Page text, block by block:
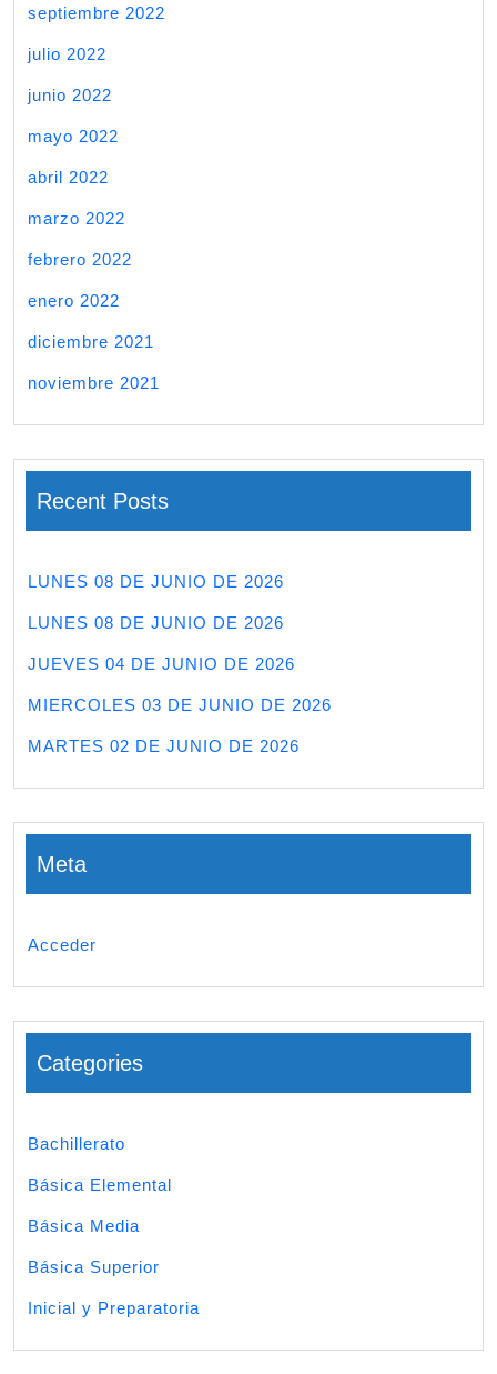
septiembre 2022
julio 2022
junio 2022
mayo 2022
abril 2022
marzo 2022
febrero 2022
enero 2022
diciembre 2021
noviembre 2021
Recent Posts
LUNES 08 DE JUNIO DE 2026
LUNES 08 DE JUNIO DE 2026
JUEVES 04 DE JUNIO DE 2026
MIERCOLES 03 DE JUNIO DE 2026
MARTES 02 DE JUNIO DE 2026
Meta
Acceder
Categories
Bachillerato
Básica Elemental
Básica Media
Básica Superior
Inicial y Preparatoria